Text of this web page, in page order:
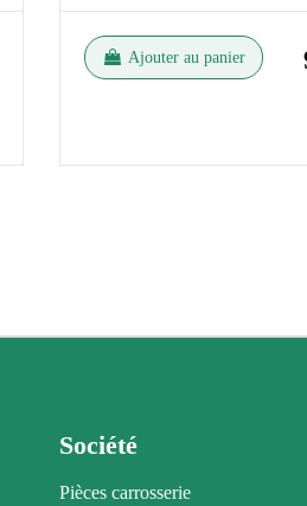
Ajouter au panier
Société
Pièces carrosserie